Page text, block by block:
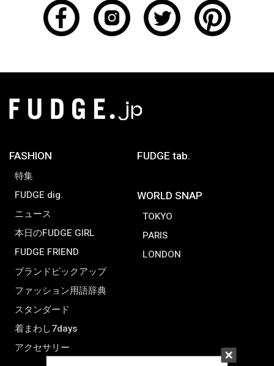
FASHION
特集
FUDGE dig.
ニュース
本日のFUDGE GIRL
FUDGE FRIEND
ブランドピックアップ
ファッション用語辞典
スタンダード
着まわし7days
アクセサリー
FUDGE tab.
WORLD SNAP
TOKYO
PARIS
LONDON